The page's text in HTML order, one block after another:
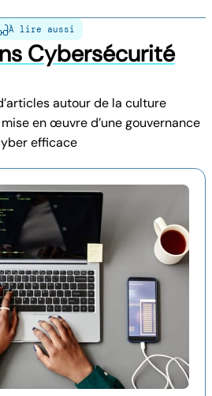
À lire aussi
Cybersécurité
autour de la culture
en œuvre d’une gouvernance
efficace